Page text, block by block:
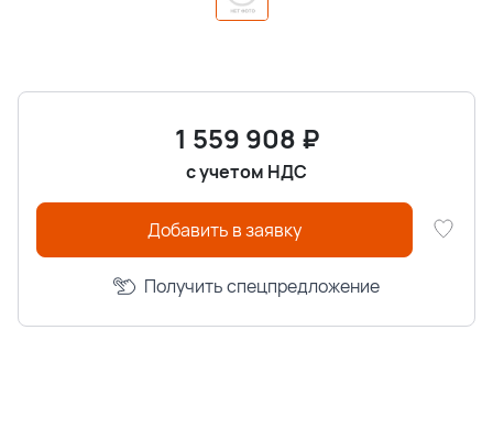
1 559 908 ₽
с учетом НДС
Добавить в заявку
Получить спецпредложение